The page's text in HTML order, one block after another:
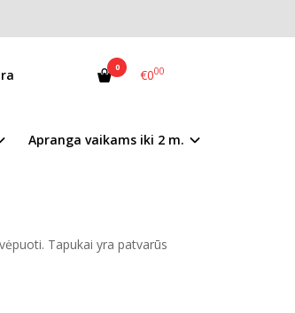
0 €000
Apranga vaikams iki 2 m.
Tapukai yra patvarūs